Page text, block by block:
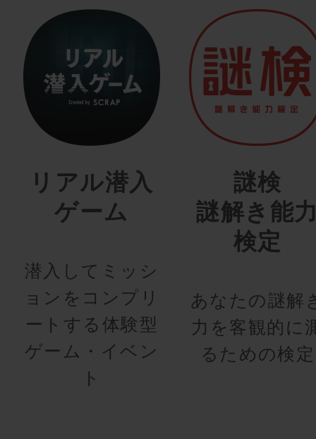
リアル潜入
ゲーム
潜入してミッシ
ョンをコンプリ
ートする体験型
ゲーム・イベン
ト
謎検
謎解き能
検定
あなたの謎解
力を客観的に
るための検定